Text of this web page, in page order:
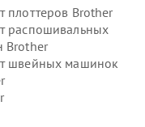
плоттеров Brother
распошивальных
Brother
швейных машинок